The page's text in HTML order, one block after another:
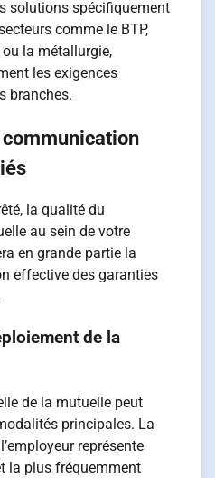
solutions spécifiquement
comme le BTP,
ou la métallurgie,
les exigences
branches.
la qualité du
au sein de votre
en grande partie la
effective des garanties
de la
de la mutuelle peut
principales. La
représente
la plus fréquemment